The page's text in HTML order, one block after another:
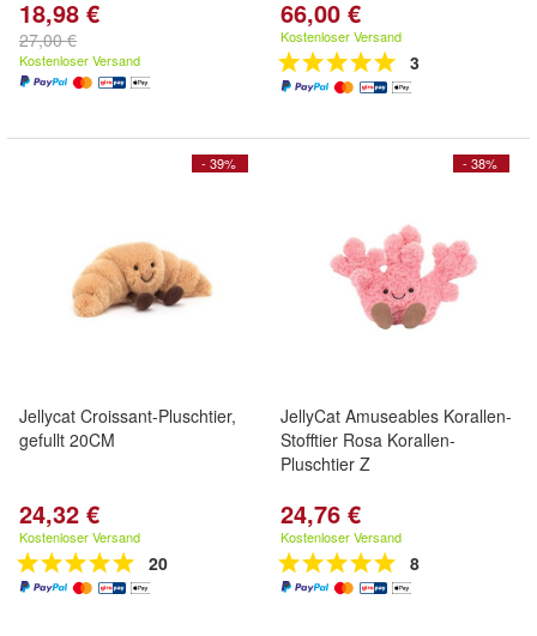
18,98 €
27,00 €
Kostenloser Versand
66,00 €
Kostenloser Versand
3
- 39%
Jellycat Croissant-Pluschtier,
gefullt 20CM
24,32 €
Kostenloser Versand
20
- 38%
JellyCat Amuseables Korallen-
Stofftier Rosa Korallen-
Pluschtier Z
24,76 €
Kostenloser Versand
8